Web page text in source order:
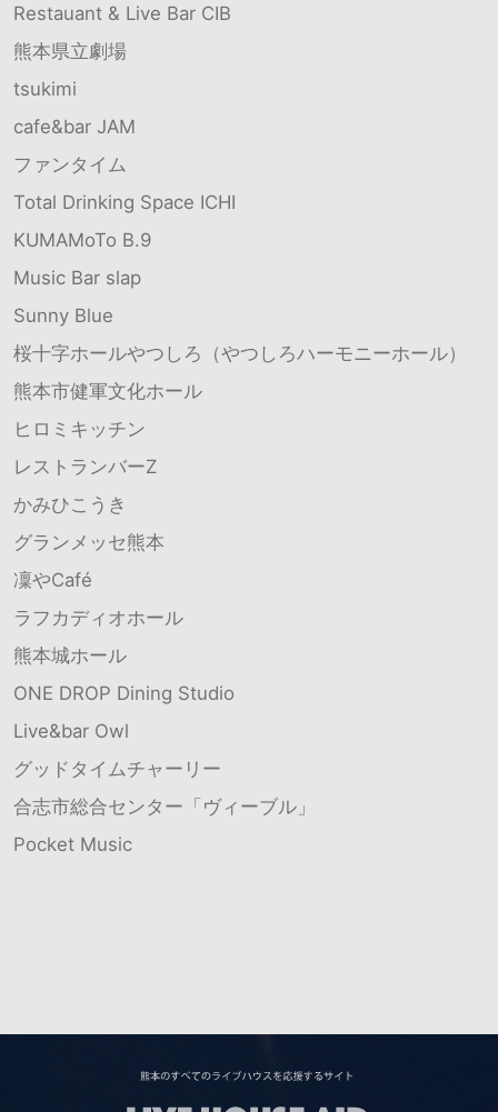
Restauant & Live Bar CIB
熊本県立劇場
tsukimi
cafe&bar JAM
ファンタイム
Total Drinking Space ICHI
KUMAMoTo B.9
Music Bar slap
Sunny Blue
桜十字ホールやつしろ（やつしろハーモニーホール）
熊本市健軍文化ホール
ヒロミキッチン
レストランバーZ
かみひこうき
グランメッセ熊本
凜やCafé
ラフカディオホール
熊本城ホール
ONE DROP Dining Studio
Live&bar Owl
グッドタイムチャーリー
合志市総合センター「ヴィーブル」
Pocket Music